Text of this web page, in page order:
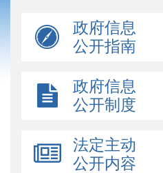
政府信息
公开指南
政府信息
公开制度
法定主动
公开内容